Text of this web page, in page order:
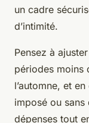
un cadre
d’intimité.
Pensez à
périodes moins
l’automne, et
imposé ou
dépenses tout